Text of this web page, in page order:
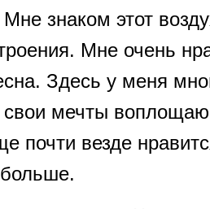
знаком этот
Мне очень
Здесь у меня
свои мечты
почти везде